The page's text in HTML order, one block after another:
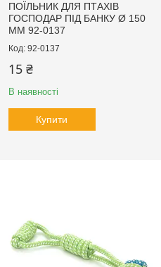
ПОЇЛЬНИК ДЛЯ ПТАХІВ
ГОСПОДАР ПІД БАНКУ Ø 150
ММ 92-0137
92-0137
15 ₴
В наявності
Купити